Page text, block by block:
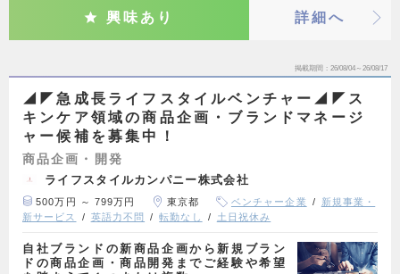
興味あり 詳細へ
掲載期間 26/08/04～26/08/17
◢◤急成長ライフスタイルベンチャー◢◤ス
キンケア領域の商品企画・ブランドマネージ
ャー候補を募集中！
商品企画・開発
ライフスタイルカンパニー株式会社
500万円 ～ 799万円 東京都 ベンチャー企業
新規事業・
新サービス
英語力不問 転勤なし 土日祝休み
自社ブランドの新商品企画から新規ブラン
ドの商品企画・商品開発までご経験や希望